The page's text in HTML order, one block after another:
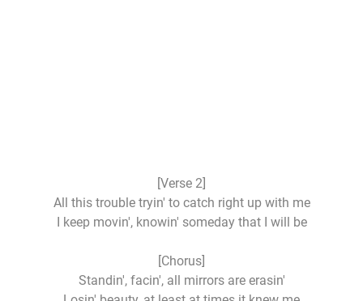
[Verse 2]
All this trouble tryin' to catch right up with me
I keep movin', knowin' someday that I will be
[Chorus]
Standin', facin', all mirrors are erasin'